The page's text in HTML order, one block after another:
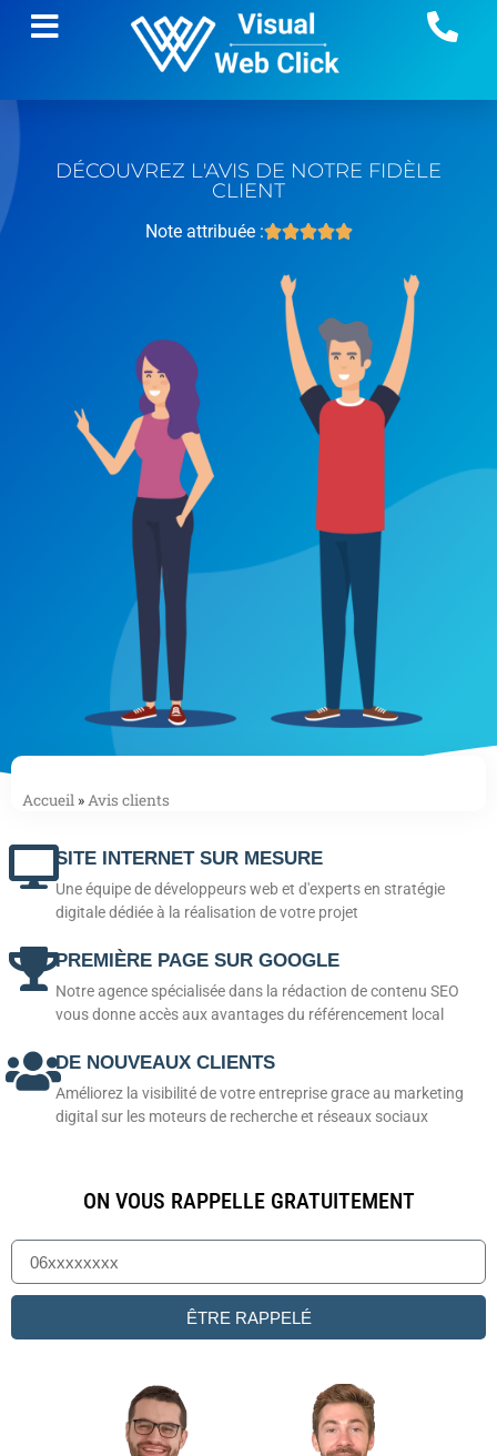
DÉCOUVREZ L'AVIS DE NOTRE FIDÈLE
CLIENT
Note attribuée :
Accueil »Avis clients
SITE INTERNET SUR MESURE
Une équipe de développeurs web et d'experts en stratégie
digitale dédiée à la réalisation de votre projet
PREMIÈRE PAGE SUR GOOGLE
Notre agence spécialisée dans la rédaction de contenu SEO
vous donne accès aux avantages du référencement local
DE NOUVEAUX CLIENTS
Améliorez la visibilité de votre entreprise grace au marketing
digital sur les moteurs de recherche et réseaux sociaux
ON VOUS RAPPELLE GRATUITEMENT
ÊTRE RAPPELÉ